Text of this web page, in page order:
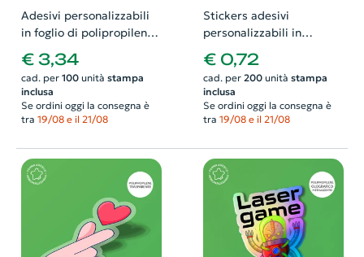
Adesivi personalizzabili
in foglio di polipropilene
bianco con verniciatura
antigraffio formato A4
€ 3,34
cad. per 100unità stampa
inclusa
Se ordini oggi la consegna è
tra 19/08 e il 21/08
Stickers adesivi
personalizzabili in
polipropilene bianco o
trasparente con
laminazione oro o
argento
€ 0,72
cad. per 200unità stampa
inclusa
Se ordini oggi la consegna è
tra 19/08 e il 21/08